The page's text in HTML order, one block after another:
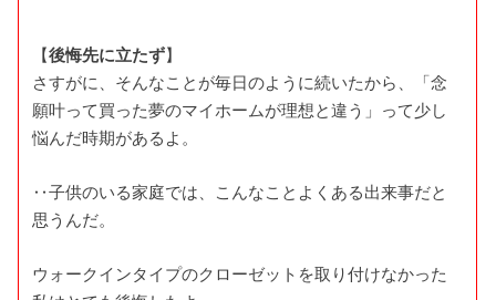
【後悔先に立たず】
さすがに、そんなことが毎日のように続いたから、「念
願叶って買った夢のマイホームが理想と違う」って少し
悩んだ時期があるよ。
‥子供のいる家庭では、こんなことよくある出来事だと
思うんだ。
ウォークインタイプのクローゼットを取り付けなかった